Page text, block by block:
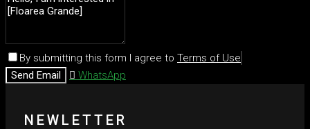
By submitting this form I agree to Terms of Use
Send Email
WhatsApp
NEWLETTER